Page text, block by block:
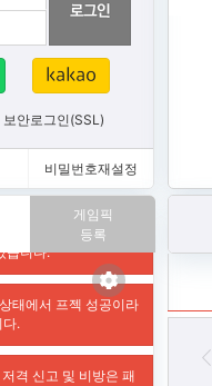
보안로그인(SSL)
비밀번호재설정
게임픽
등록